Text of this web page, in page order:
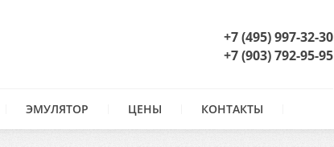
+7 (495) 997-32-30
+7 (903) 792-95-95
ЭМУЛЯТОР ЦЕНЫ КОНТАКТЫ